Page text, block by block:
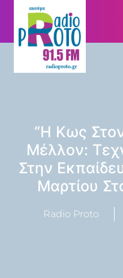
“Η Κως
Μέλλον:
Στην
Μαρτίου
Radio Proto